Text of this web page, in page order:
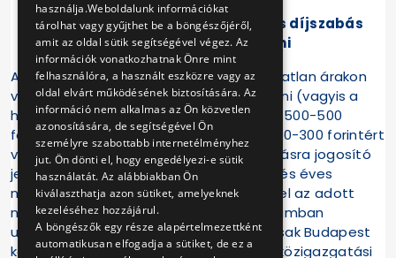
Nosztalgiajáratainkon különleges díjszabás
szerint kell jegyet váltani
A nosztalgiajáratokon – a tavalyi változatlan árakon
váltható – nosztalgiajeggyel lehet utazni (vagyis a
helyi és a helyközi járatokon a felnőttek 500-500
forintért, a 6–14 éves gyerekek pedig 300-300 forintért
vásárolhatnak jegyet). Az egyszeri utazásra jogosító
jegyeken kívül nosztalgia-napijegyeket és éves
nosztalgiabérleteket is vehetnek. Ezekkel az adott
napon, illetve egész évben korlátlan számban
utazhatnak nosztalgiajáratainkon, de csak Budapest
közigazgatási határán belül. Budapest közigazgatási
használja.Weboldalunk információkat
tárolhat vagy gyűjthet be a böngészőjéről,
amit az oldal sütik segítségével végez. Az
információk vonatkozhatnak Önre mint
felhasználóra, a használt eszközre vagy az
oldal elvárt működésének biztosítására. Az
információ nem alkalmas az Ön közvetlen
azonosítására, de segítségével Ön
személyre szabottabb internetélményhez
jut. Ön dönti el, hogy engedélyezi-e sütik
használatát. Az alábbiakban Ön
kiválaszthatja azon sütiket, amelyeknek
kezeléséhez hozzájárul.
A böngészők egy része alapértelmezettként
automatikusan elfogadja a sütiket, de ez a